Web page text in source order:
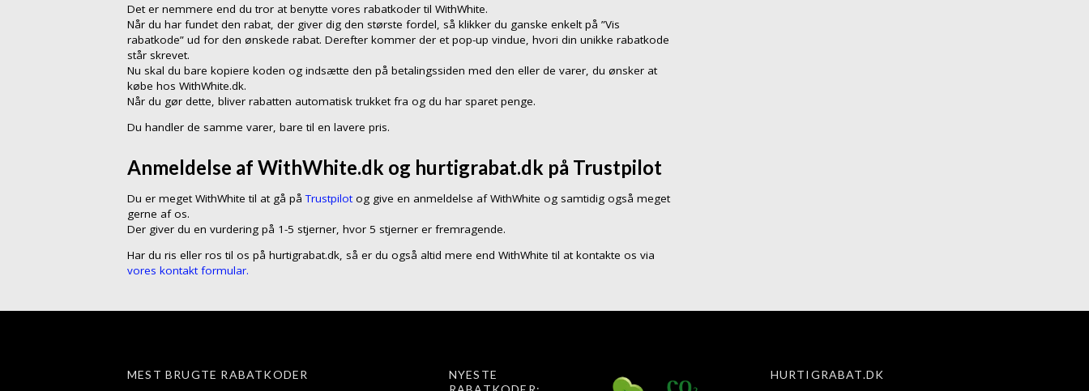
Det er nemmere end du tror at benytte vores rabatkoder til WithWhite.
Når du har fundet den rabat, der giver dig den største fordel, så klikker du ganske enkelt på ”Vis
rabatkode” ud for den ønskede rabat. Derefter kommer der et pop-up vindue, hvori din unikke rabatkode
står skrevet.
Nu skal du bare kopiere koden og indsætte den på betalingssiden med den eller de varer, du ønsker at
købe hos WithWhite.dk.
Når du gør dette, bliver rabatten automatisk trukket fra og du har sparet penge.
Du handler de samme varer, bare til en lavere pris.
Anmeldelse af WithWhite.dk og hurtigrabat.dk på Trustpilot
Du er meget WithWhite til at gå påTrustpilotog give en anmeldelse af WithWhite og samtidig også meget
gerne af os.
Der giver du en vurdering på 1-5 stjerner, hvor 5 stjerner er fremragende.
Har du ris eller ros til os på hurtigrabat.dk, så er du også altid mere end WithWhite til at kontakte os via
vores kontakt formular.
MEST BRUGTE RABATKODER
NYESTE
HURTIGRABAT.DK